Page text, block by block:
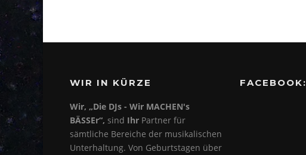
WIR IN KÜRZE
Wir, „Die DJs - Wir MACHEN's
BÄSSEr“, sind Ihr Partner für
sämtliche Bereiche der musikalischen
Unterhaltung. Von Geburtstagen über
FACEBOOK: